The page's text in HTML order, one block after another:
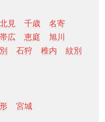
北見 千歳
名寄
帯広 恵庭
旭川
石狩 稚内
紋別
宮城